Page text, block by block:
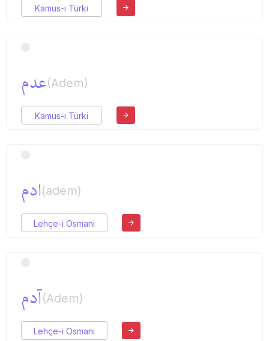
Kamus-ı Türki
عدم(Adem)
Kamus-ı Türki
ادم(adem)
Lehçe-i Osmani
آدم(Adem)
Lehçe-i Osmani